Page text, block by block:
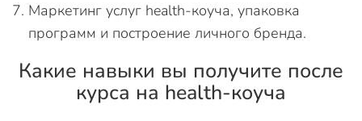
Маркетинг услуг health-коуча, упаковка
программ и построение личного бренда.
Какие навыки вы получите после
курса на health-коуча